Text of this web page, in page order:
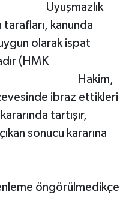
tarafları, kanunda
olarak ispat
(HMK
Hakim,
ibraz ettikleri
tartışır,
sonucu kararına
öngörülmedikçe